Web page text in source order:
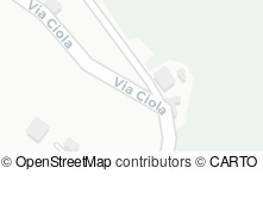
©OpenStreetMapcontributors ©CARTO